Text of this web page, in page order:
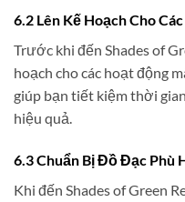
6.2 Lên Kế Hoạch Cho
Trước khi đến Shades of
hoạch cho các hoạt động
giúp bạn tiết kiệm thời
hiệu quả.
6.3 Chuẩn Bị Đồ Đạc Phù
Khi đến Shades of Green